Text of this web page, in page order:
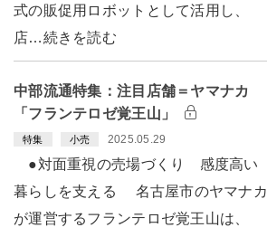
式の販促用ロボットとして活用し、
店…続きを読む
中部流通特集：注目店舗＝ヤマナカ
「フランテロゼ覚王山」
特集 小売 2025.05.29
●対面重視の売場づくり 感度高い
暮らしを支える 名古屋市のヤマナカ
が運営するフランテロゼ覚王山は、